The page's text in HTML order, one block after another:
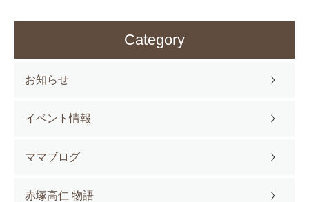
Category
お知らせ
イベント情報
ママブログ
赤塚高仁 物語